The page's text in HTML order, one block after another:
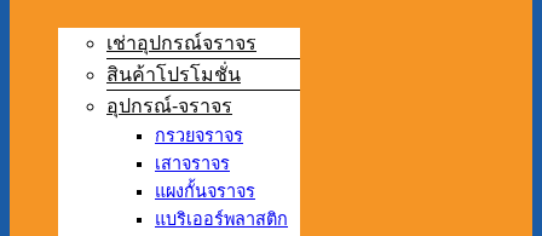
เช่าอุปกรณ์จราจร
สินค้าโปรโมชั่น
อุปกรณ์-จราจร
กรวยจราจร
เสาจราจร
แผงกั้นจราจร
แบริเออร์พลาสติก